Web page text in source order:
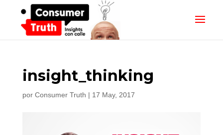
insight_thinking
por Consumer Truth | 17 May, 2017